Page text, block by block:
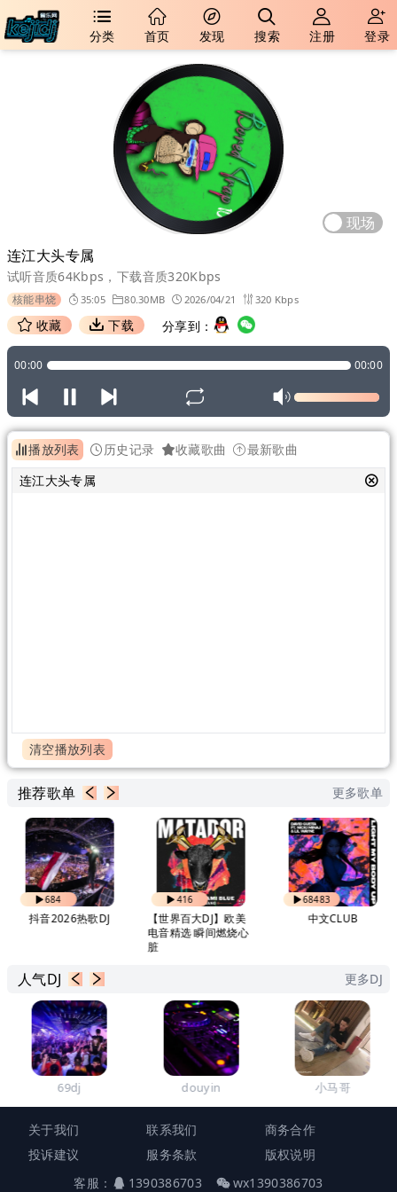
分类 首页 发现 搜索 注册 登录
现场
连江大头专属
试听音质64Kbps，下载音质320Kbps
核能串烧 35:05 80.30MB 2026/04/21 320 Kbps
收藏 下载 分享到：
00:00 00:00
播放列表 历史记录 收藏歌曲
最新歌曲
连江大头专属
清空播放列表
推荐歌单 更多歌单
684
抖音2026热歌DJ
416
【世界百大DJ】欧美
电音精选 瞬间燃烧心
脏
68483
中文CLUB
人气DJ 更多DJ
69dj douyin 小马哥
关于我们 联系我们
商务合作
投诉建议
服务条款
版权说明
客服：
1390386703 wx1390386703